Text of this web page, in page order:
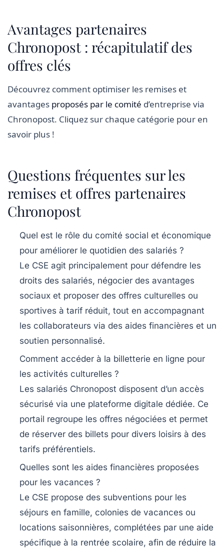
Avantages partenaires
Chronopost : récapitulatif des
offres clés
Découvrez comment optimiser les remises et
avantages proposés par le comité d’entreprise via
Chronopost. Cliquez sur chaque catégorie pour en
savoir plus !
Questions fréquentes sur les
remises et offres partenaires
Chronopost
Quel est le rôle du comité social et économique
pour améliorer le quotidien des salariés ?
Le CSE agit principalement pour défendre les
droits des salariés, négocier des avantages
sociaux et proposer des offres culturelles ou
sportives à tarif réduit, tout en accompagnant
les collaborateurs via des aides financières et un
soutien personnalisé.
Comment accéder à la billetterie en ligne pour
les activités culturelles ?
Les salariés Chronopost disposent d’un accès
sécurisé via une plateforme digitale dédiée. Ce
portail regroupe les offres négociées et permet
de réserver des billets pour divers loisirs à des
tarifs préférentiels.
Quelles sont les aides financières proposées
pour les vacances ?
Le CSE propose des subventions pour les
séjours en famille, colonies de vacances ou
locations saisonnières, complétées par une aide
spécifique à la rentrée scolaire, afin de réduire la